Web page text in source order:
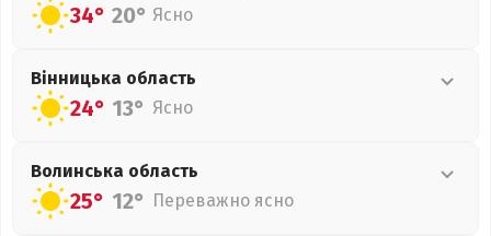
34° 20° Ясно
Вінницька область
24° 13° Ясно
Волинська область
25° 12° Переважно ясно